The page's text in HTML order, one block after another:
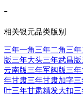
-
相关银元品类版别
三年一角三年二角三
版三年大头三年武昌版
云南版三年军阀版三年
年甘肃三年甘肃加字
叶三年甘肃精发大扣三